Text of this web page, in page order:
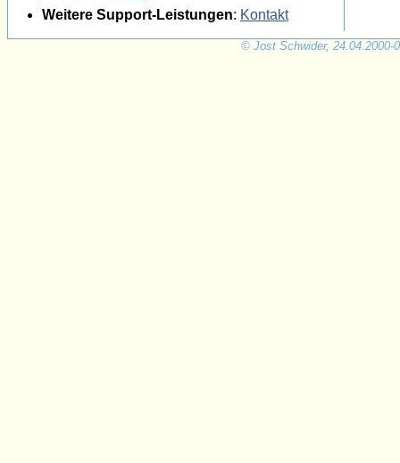
Weitere Support-Leistungen: Kontakt
© Jost Schwider, 24.04.2000-